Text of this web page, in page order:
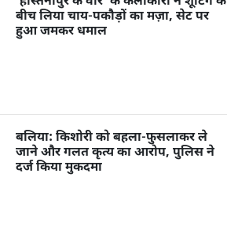
बीच लिया चाय-पकौड़ों का मज़ा, सेट पर
हुआ जमकर धमाल
बलिया: किशोरी को बहला-फुसलाकर ले
जाने और गलत कृत्य का आरोप, पुलिस ने
दर्ज किया मुकदमा